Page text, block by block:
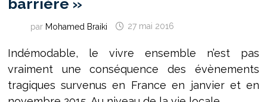
par Mohamed Braiki 27 mai 2016
Indémodable, le vivre ensemble n’est pas
vraiment une conséquence des évènements
tragiques survenus en France en janvier et en